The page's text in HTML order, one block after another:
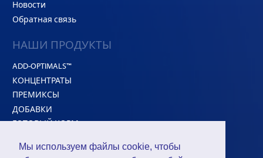
Мы используем файлы cookie, чтобы
Новости
Обратная связь
НАШИ ПРОДУКТЫ
ADD-OPTIMALS™
КОНЦЕНТРАТЫ
ПРЕМИКСЫ
ДОБАВКИ
ГОТОВЫЙ КОРМ
HI-CONCEPT™